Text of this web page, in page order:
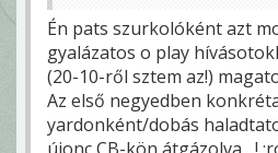
Én pats szurkolóként azt
gyalázatos o play
(20-10-ről sztem az!)
Az első negyedben
yardonként/dobás